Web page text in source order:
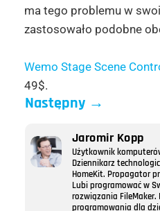
ma tego problemu w
zastosowało podobne
Wemo Stage Scene
49$.
Następny→
Jaromir Kopp
Użytkownik
Dziennikarz
HomeKit. Propagator
Lubi programować w
rozwiązania FileMaker.
programowania dla